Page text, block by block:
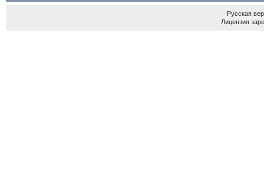
Русская
Лицензия